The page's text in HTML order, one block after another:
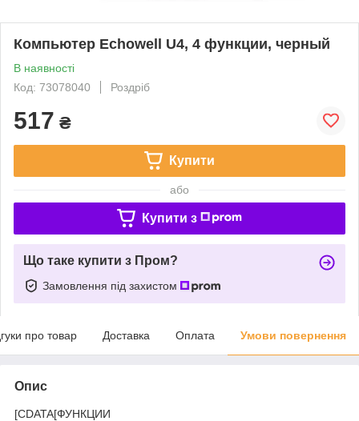
Компьютер Echowell U4, 4 функции, черный
В наявності
Код: 73078040
Роздріб
517 ₴
Купити
або
Купити з
Що таке купити з Пром?
Замовлення під захистом
про товар Доставка Оплата Умови повернення
Опис
[CDATA[ФУНКЦИИ